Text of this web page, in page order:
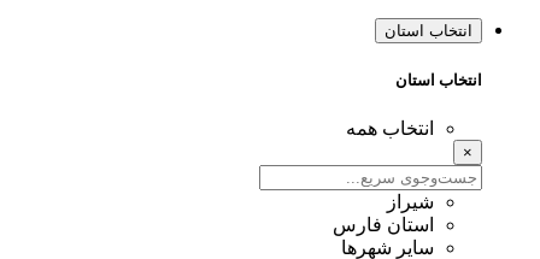
انتخاب استان
انتخاب استان
انتخاب همه
×
شیراز
استان فارس
سایر شهرها